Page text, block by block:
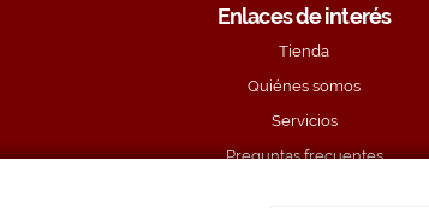
Enlaces de interés
Tienda
Quiénes somos
Servicios
Preguntas frecuentes